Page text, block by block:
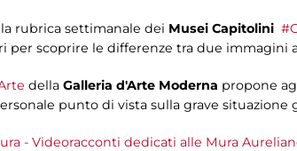
rubrica settimanale dei Musei Capitolini
per scoprire le differenze tra due
della Galleria d'Arte Moderna propone
punto di vista sulla grave situazione
- Videoracconti dedicati alle Mura